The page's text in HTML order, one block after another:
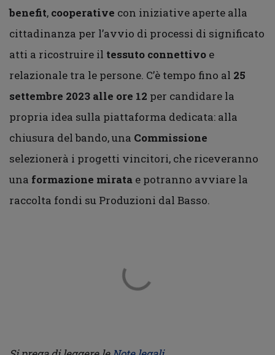
benefit, cooperative con iniziative aperte alla
cittadinanza per l’avvio di processi di significato
atti a ricostruire il tessuto connettivo e
relazionale tra le persone. C’è tempo fino al 25
settembre 2023 alle ore 12 per candidare la
propria idea sulla piattaforma dedicata: alla
chiusura del bando, una Commissione
selezionerà i progetti vincitori, che riceveranno
una formazione mirata e potranno avviare la
raccolta fondi su Produzioni dal Basso.